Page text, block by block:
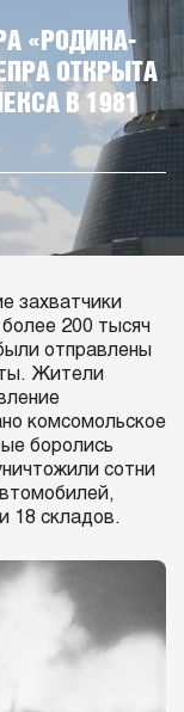
«РОДИНА-
ОТКРЫТА
В 1981
захватчики
200 тысяч
отправлены
Жители
комсомольское
боролись
сотни
18 складов.